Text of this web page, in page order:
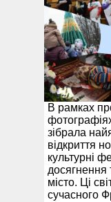
В рамках
зібрала
відкриття
культурні
досягнення
місто. Ці
сучасного